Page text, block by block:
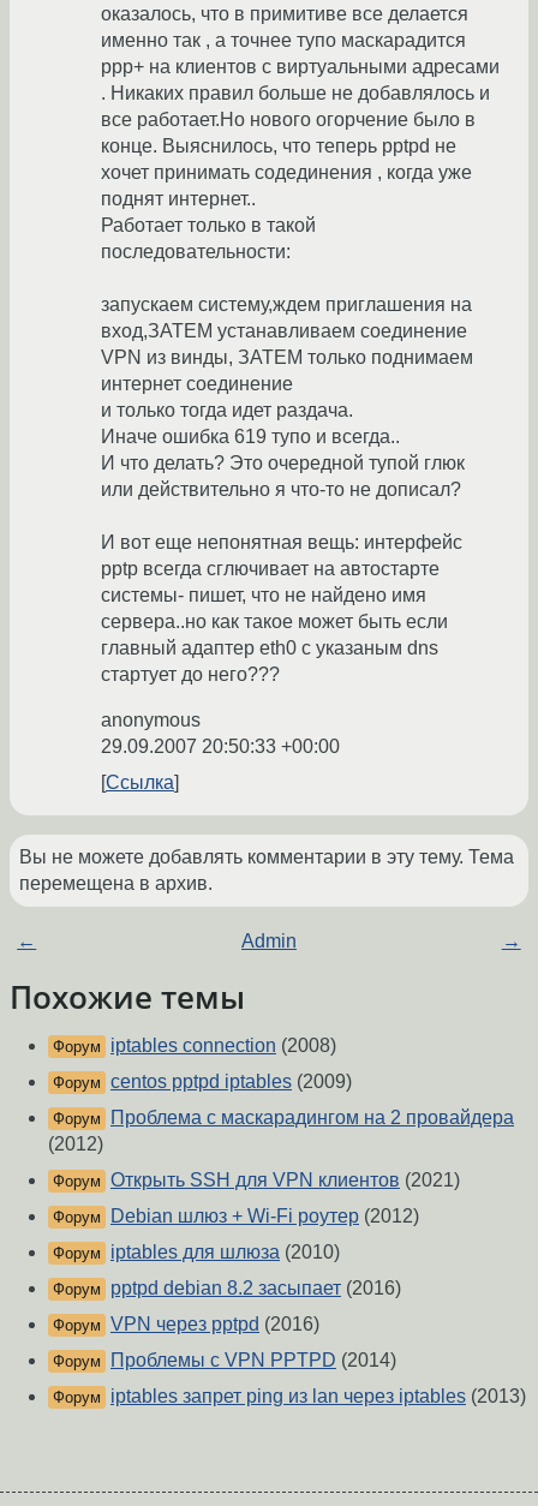
оказалось, что в примитиве все делается
именно так , а точнее тупо маскарадится
ppp+ на клиентов с виртуальными адресами
. Никаких правил больше не добавлялось и
все работает.Но нового огорчение было в
конце. Выяснилось, что теперь pptpd не
хочет принимать содединения , когда уже
поднят интернет..
Работает только в такой
последовательности:
запускаем систему,ждем приглашения на
вход,ЗАТЕМ устанавливаем соединение
VPN из винды, ЗАТЕМ только поднимаем
интернет соединение
и только тогда идет раздача.
Иначе ошибка 619 тупо и всегда..
И что делать? Это очередной тупой глюк
или действительно я что-то не дописал?
И вот еще непонятная вещь: интерфейс
pptp всегда сглючивает на автостарте
системы- пишет, что не найдено имя
сервера..но как такое может быть если
главный адаптер eth0 с указаным dns
стартует до него???
anonymous
29.09.2007 20:50:33 +00:00
Ссылка
Вы не можете добавлять комментарии в эту тему. Тема
перемещена в архив.
← Admin →
Похожие темы
Форум iptables connection (2008)
Форум centos pptpd iptables (2009)
Форум
Проблема с маскарадингом на 2 провайдера
(2012)
Форум Открыть SSH для VPN клиентов (2021)
Форум Debian шлюз + Wi-Fi роутер (2012)
Форум iptables для шлюза (2010)
Форум pptpd debian 8.2 засыпает (2016)
Форум VPN через pptpd (2016)
Форум Проблемы с VPN PPTPD (2014)
Форум iptables запрет ping из lan через iptables (2013)